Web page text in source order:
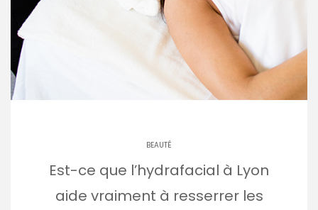
BEAUTÉ
Est-ce que l’hydrafacial à Lyon
aide vraiment à resserrer les